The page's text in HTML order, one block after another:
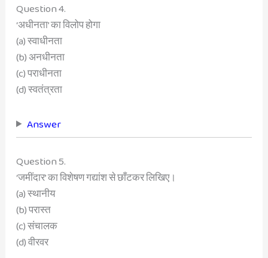
Question 4.
‘अधीनता’ का विलोप होगा
(a) स्वाधीनता
(b) अनधीनता
(c) पराधीनता
(d) स्वतंत्रता
Answer
Question 5.
‘जमींदार’ का विशेषण गद्यांश से छाँटकर लिखिए।
(a) स्थानीय
(b) परास्त
(c) संचालक
(d) वीरवर